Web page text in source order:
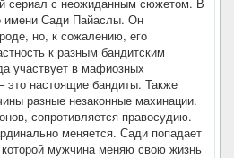
имени Сади Пайаслы. Он
но, к сожалению, его
к разным бандитским
участвует в мафиозных
это настоящие бандиты. Также
разные незаконные махинации.
сопротивляется правосудию.
меняется. Сади попадает
мужчина меняю свою жизнь